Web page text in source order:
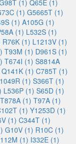
(1) Q65E (1)
(1) G5665T (1)
(1) A105G (1)
(1) L532S (1)
R76K (1) L1213V (1)
T93M (1) D961S (1)
T674I (1) S8814A
Q141K (1) C785T (1)
(1) S366T (1)
L536P (1) S65D (1)
T878A (1) T97A (1)
(1) Y1253D (1)
(1) C344T (1)
G10V (1) R10C (1)
(1) I332E (1)